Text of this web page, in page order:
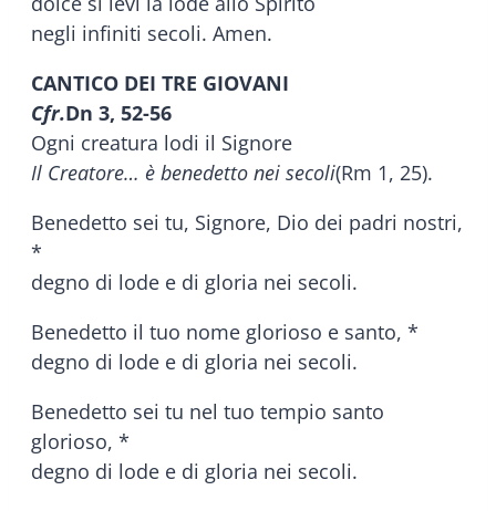
negli infiniti secoli. Amen.
CANTICO DEI TRE GIOVANI
Cfr.Dn 3, 52-56
Ogni creatura lodi il Signore
Il Creatore… è benedetto nei secoli(Rm 1, 25).
Benedetto sei tu, Signore, Dio dei padri nostri,
*
degno di lode e di gloria nei secoli.
Benedetto il tuo nome glorioso e santo, *
degno di lode e di gloria nei secoli.
Benedetto sei tu nel tuo tempio santo
glorioso, *
degno di lode e di gloria nei secoli.